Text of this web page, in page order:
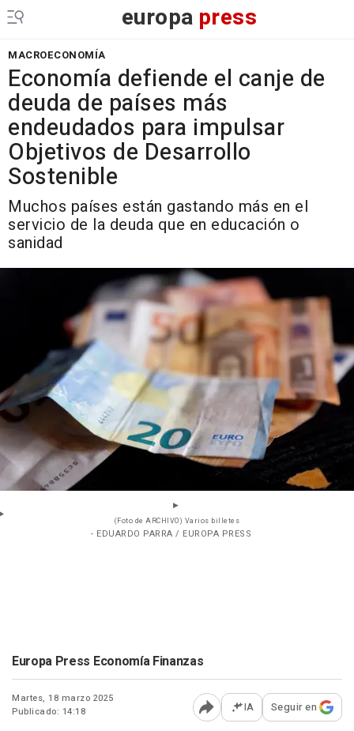
europa press
MACROECONOMÍA
Economía defiende el canje de
deuda de países más
endeudados para impulsar
Objetivos de Desarrollo
Sostenible
Muchos países están gastando más en el
servicio de la deuda que en educación o
sanidad
(Foto de ARCHIVO) Varios billetes
- EDUARDO PARRA / EUROPA PRESS
Europa Press Economía Finanzas
Martes, 18 marzo 2025
Publicado: 14:18
Abrir opciones para
IA Seguir en